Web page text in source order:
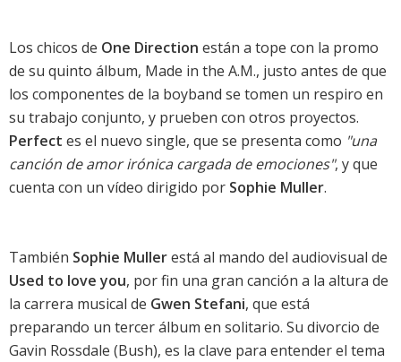
Los chicos de One Direction están a tope con la promo
de su quinto álbum, Made in the A.M., justo antes de que
los componentes de la boyband se tomen un respiro en
su trabajo conjunto, y prueben con otros proyectos.
Perfect es el nuevo single, que se presenta como "una
canción de amor irónica cargada de emociones", y que
cuenta con un vídeo dirigido por Sophie Muller.
También Sophie Mullerestá al mando del audiovisual de
Used to love you, por fin una gran canción a la altura de
la carrera musical de Gwen Stefani, que está
preparando un tercer álbum en solitario. Su divorcio de
Gavin Rossdale (Bush), es la clave para entender el tema